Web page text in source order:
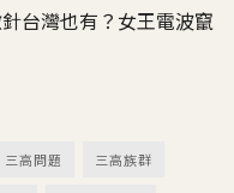
台灣也有？女王電波竄
三高問題 三高族群